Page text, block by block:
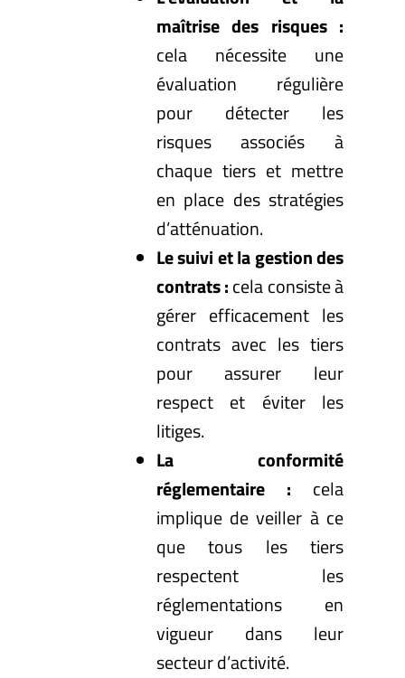
maîtrise des risques :
cela nécessite une
évaluation régulière
pour détecter les
risques associés à
chaque tiers et mettre
en place des stratégies
d’atténuation.
Le suivi et la gestion des
contrats :cela consiste à
gérer efficacement les
contrats avec les tiers
pour assurer leur
respect et éviter les
litiges.
La conformité
réglementaire : cela
implique de veiller à ce
que tous les tiers
respectent les
réglementations en
vigueur dans leur
secteur d’activité.